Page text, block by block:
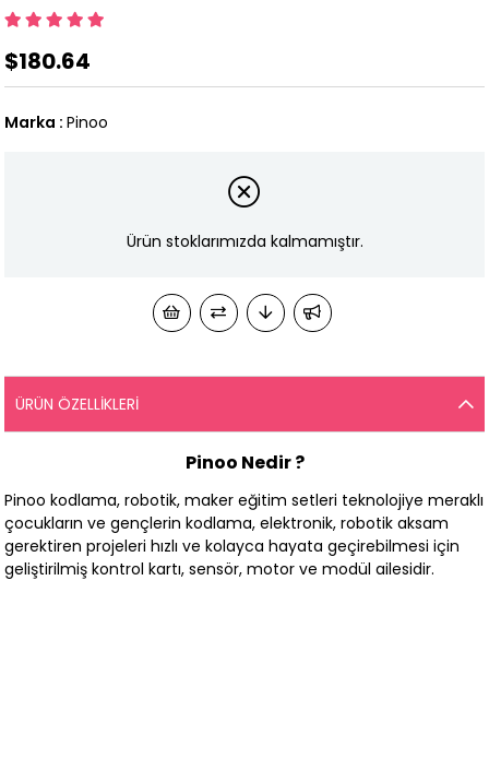
$180.64
Marka : Pinoo
Ürün stoklarımızda kalmamıştır.
ÜRÜN ÖZELLIKLERI
Pinoo Nedir ?
Pinoo kodlama, robotik, maker eğitim setleri teknolojiye meraklı
çocukların ve gençlerin kodlama, elektronik, robotik aksam
gerektiren projeleri hızlı ve kolayca hayata geçirebilmesi için
geliştirilmiş kontrol kartı, sensör, motor ve modül ailesidir.